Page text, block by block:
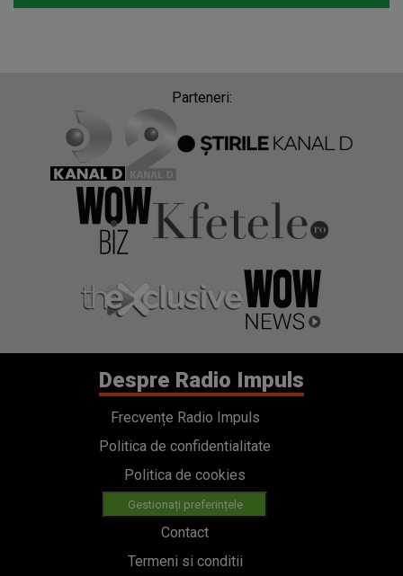
Parteneri:
Despre Radio Impuls
Frecvențe Radio Impuls
Politica de confidentialitate
Politica de cookies
Gestionați preferințele
Contact
Termeni si conditii